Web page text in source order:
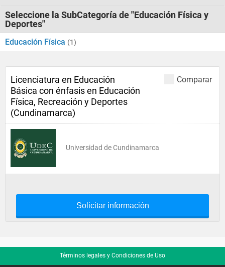
Seleccione la SubCategoría de "Educación Física y
Deportes"
Educación Física (1)
Comparar
Licenciatura en Educación
Básica con énfasis en Educación
Física, Recreación y Deportes
(Cundinamarca)
Universidad de Cundinamarca
Solicitar información
Términos legales y Condiciones de Uso